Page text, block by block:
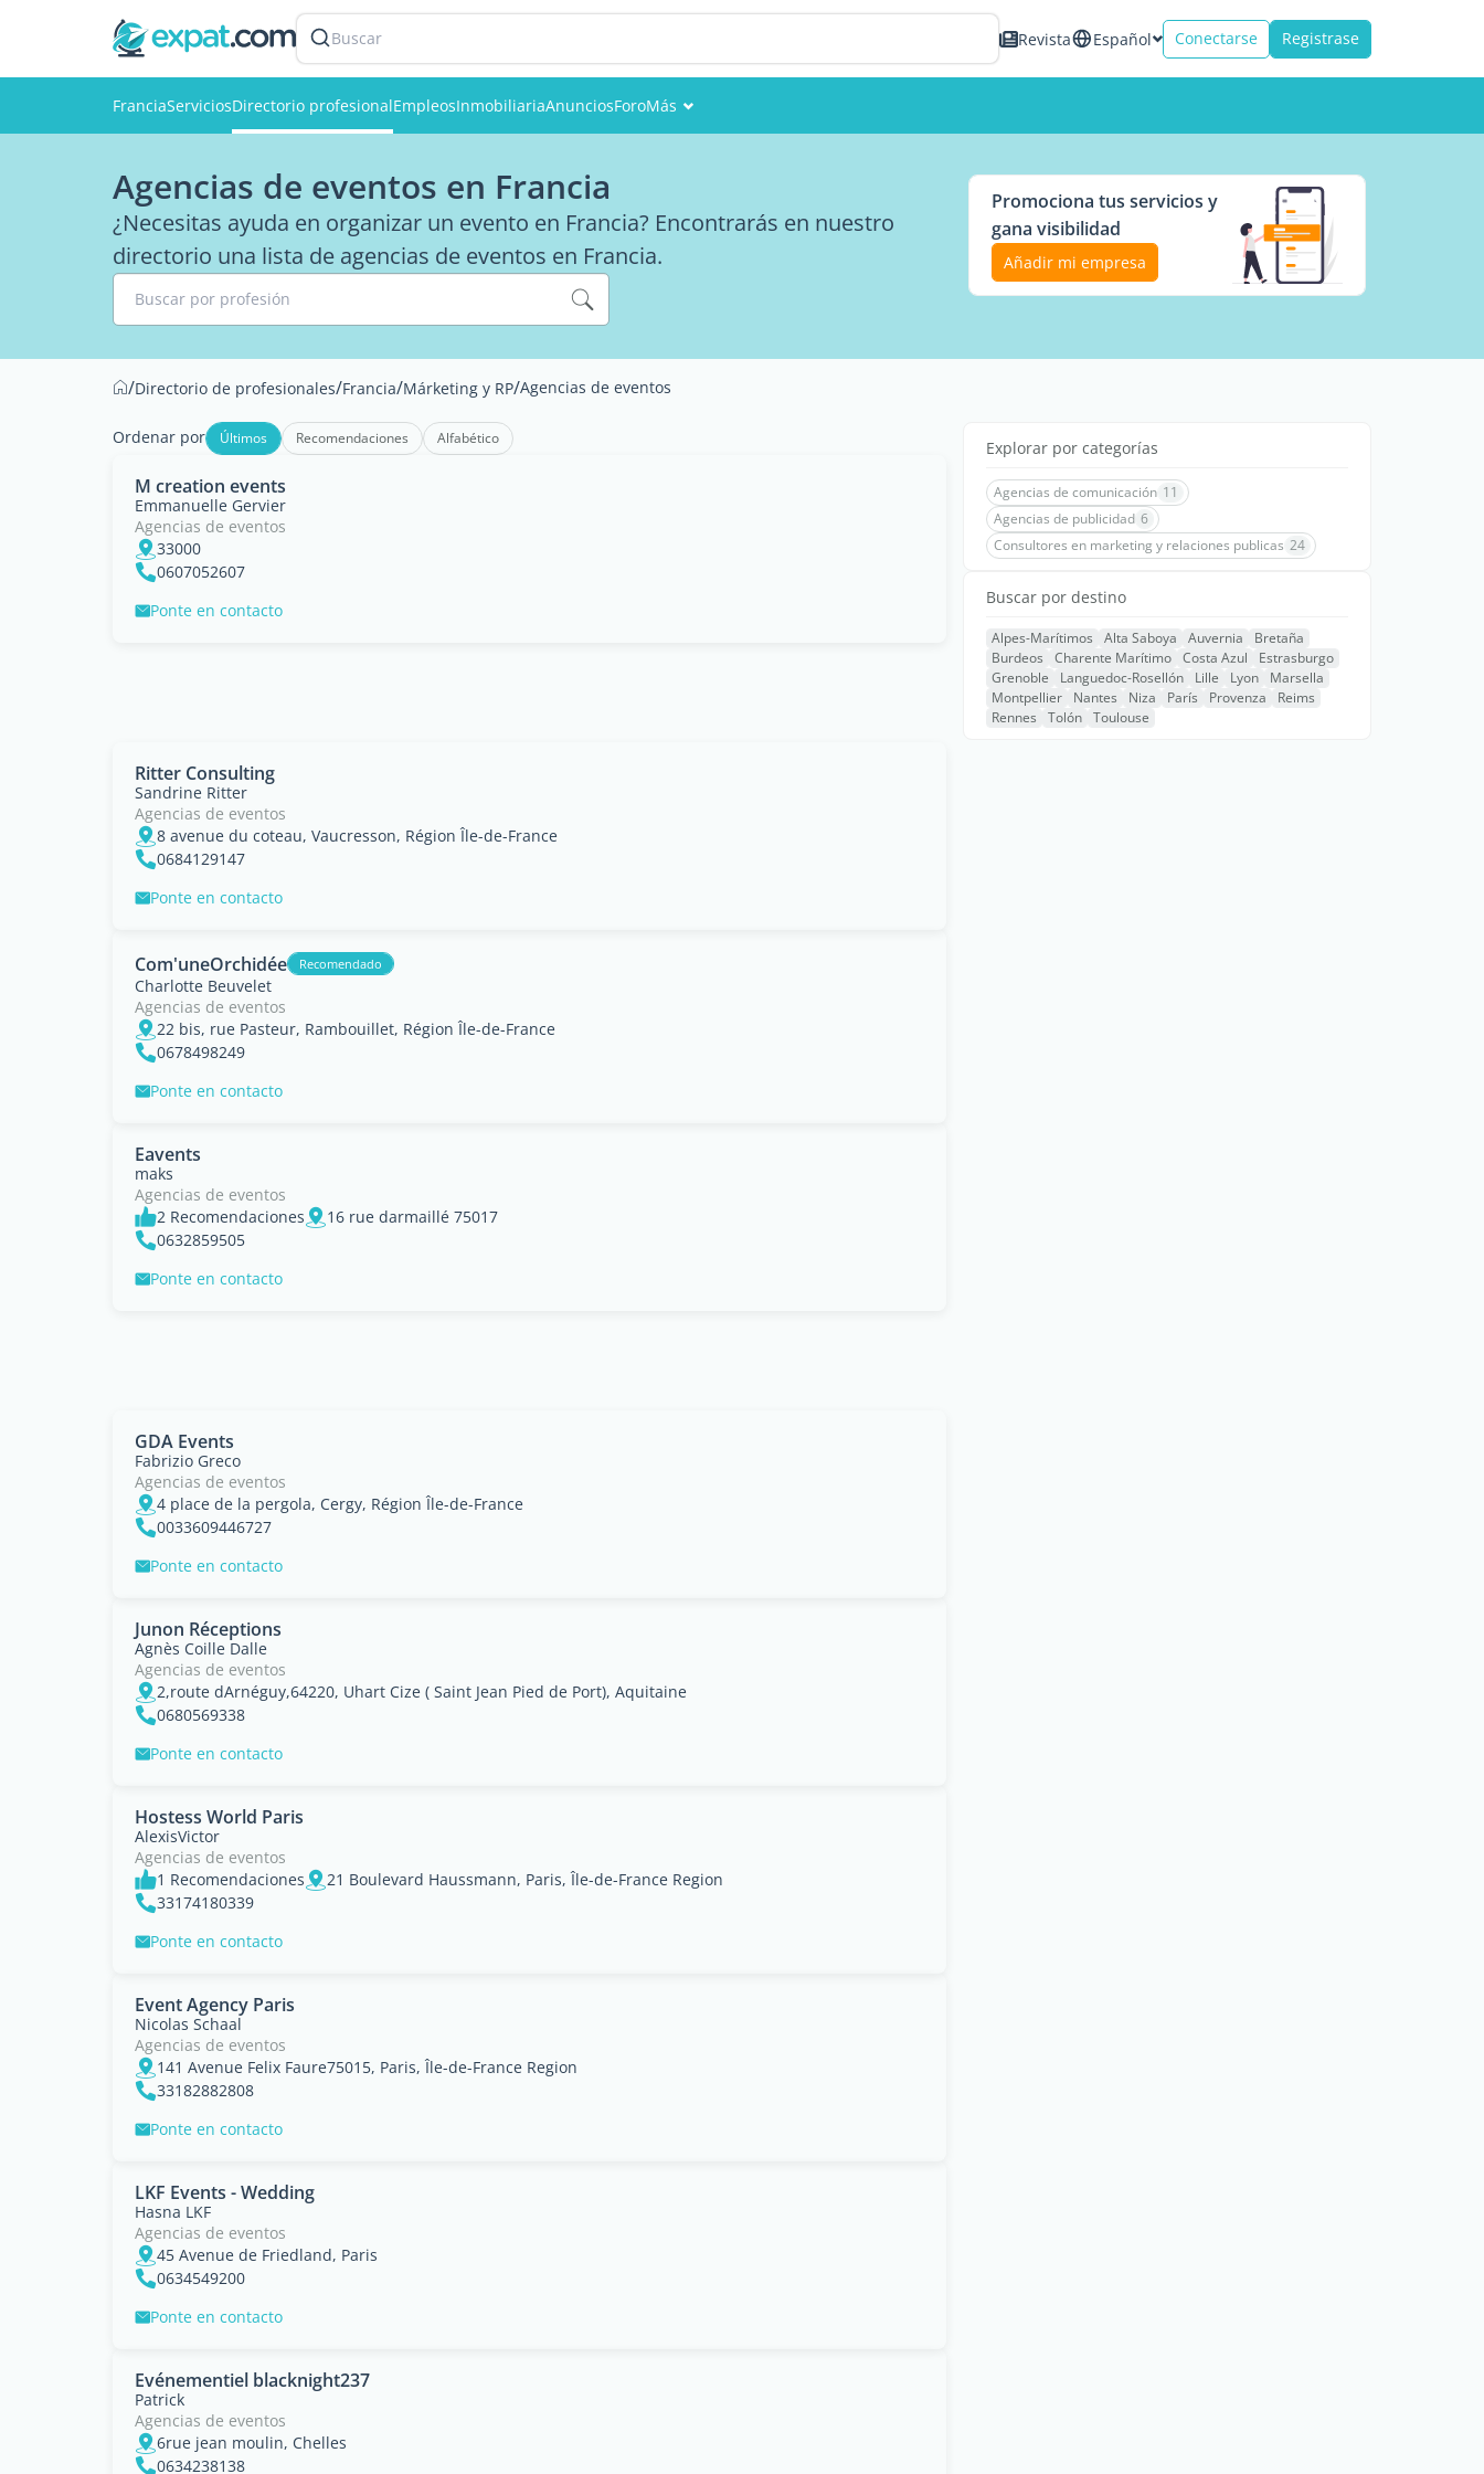
Buscar Revista Español Conectarse Registrase
FranciaServiciosDirectorio profesionalEmpleosInmobiliariaAnunciosForoMás
Agencias de eventos en Francia
¿Necesitas ayuda en organizar un evento en Francia? Encontrarás en nuestro
directorio una lista de agencias de eventos en Francia.
Buscar por profesión
Promociona tus servicios y
gana visibilidad
Añadir mi empresa
/Directorio de profesionales/Francia/Márketing y RP/Agencias de eventos
Ordenar por Últimos Recomendaciones Alfabético
M creation events
Emmanuelle Gervier
Agencias de eventos
33000
0607052607
Ponte en contacto
Ritter Consulting
Sandrine Ritter
Agencias de eventos
8 avenue du coteau, Vaucresson, Région Île-de-France
0684129147
Ponte en contacto
Com'uneOrchidée Recomendado
Charlotte Beuvelet
Agencias de eventos
22 bis, rue Pasteur, Rambouillet, Région Île-de-France
0678498249
Ponte en contacto
Eavents
maks
Agencias de eventos
2 Recomendaciones
16 rue darmaillé 75017
0632859505
Ponte en contacto
GDA Events
Fabrizio Greco
Agencias de eventos
4 place de la pergola, Cergy, Région Île-de-France
0033609446727
Ponte en contacto
Junon Réceptions
Agnès Coille Dalle
Agencias de eventos
2,route dArnéguy,64220, Uhart Cize ( Saint Jean Pied de Port), Aquitaine
0680569338
Ponte en contacto
Hostess World Paris
AlexisVictor
Agencias de eventos
1 Recomendaciones
21 Boulevard Haussmann, Paris, Île-de-France Region
33174180339
Ponte en contacto
Event Agency Paris
Nicolas Schaal
Agencias de eventos
141 Avenue Felix Faure75015, Paris, Île-de-France Region
33182882808
Ponte en contacto
LKF Events - Wedding
Hasna LKF
Agencias de eventos
45 Avenue de Friedland, Paris
0634549200
Ponte en contacto
Evénementiel blacknight237
Patrick
Agencias de eventos
6rue jean moulin, Chelles
0634238138
Explorar por categorías
Agencias de comunicación 11
Agencias de publicidad 6
Consultores en marketing y relaciones publicas 24
Buscar por destino
Alpes-Marítimos Alta Saboya Auvernia
Bretaña
Burdeos
Charente Marítimo Costa Azul
Estrasburgo
Grenoble
Languedoc-Rosellón Lille Lyon
Marsella
Montpellier
Nantes Niza París Provenza
Reims
Rennes
Tolón Toulouse